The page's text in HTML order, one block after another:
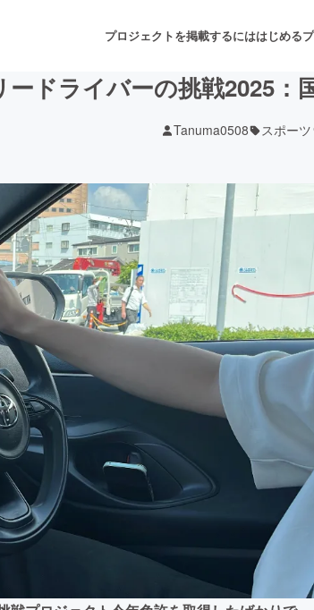
プロジェクトを掲載するにははじめる
音楽
ゲーム・サービス開発
書籍・雑誌出版
チャレンジ
CAMPFIRE for Social Good
CAMPFIREふるさと納税
machi-ya
ードライバーの挑戦2025：
Tanuma0508 スポーツ